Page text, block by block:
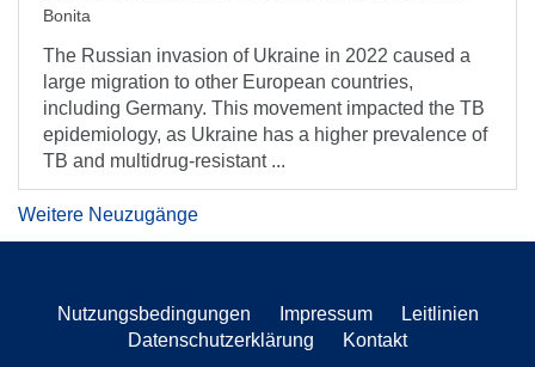
Bonita
The Russian invasion of Ukraine in 2022 caused a
large migration to other European countries,
including Germany. This movement impacted the TB
epidemiology, as Ukraine has a higher prevalence of
TB and multidrug-resistant ...
Weitere Neuzugänge
Nutzungsbedingungen Impressum
Leitlinien
Datenschutzerklärung
Kontakt